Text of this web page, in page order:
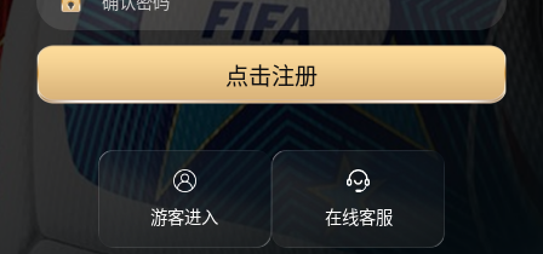
点击注册
游客进入 在线客服